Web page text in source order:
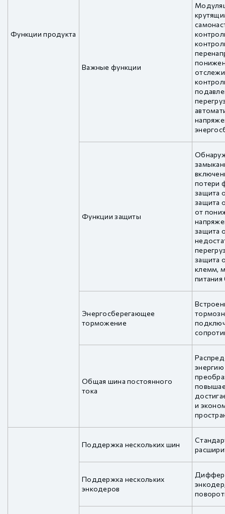
Функции продукта
Важные функции
Функции защиты
потери
защита
защита
от
защита
защита
клемм,
питания
Энергосберегающее
торможение
Общая шина постоянного
тока
и
Поддержка нескольких шин
Поддержка нескольких
энкодеров